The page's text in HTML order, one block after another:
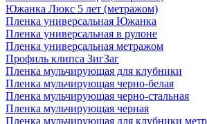
Южанка Люкс 5 лет (метражом)
Пленка универсальная Южанка
Пленка универсальная в рулоне
Пленка универсальная метражом
Профиль клипса ЗигЗаг
Пленка мульчирующая для клубники
Пленка мульчирующая черно-белая
Пленка мульчирующая черно-стальная
Пленка мульчирующая черная
Пленка мульчирующая для клубники